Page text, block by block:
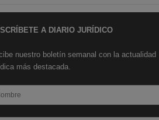
A DIARIO JURÍDICO
nuestro boletín semanal con la actualidad
más destacada.